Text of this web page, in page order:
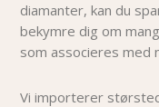
diamanter, kan du
bekymre dig om
som associeres med
Vi importerer